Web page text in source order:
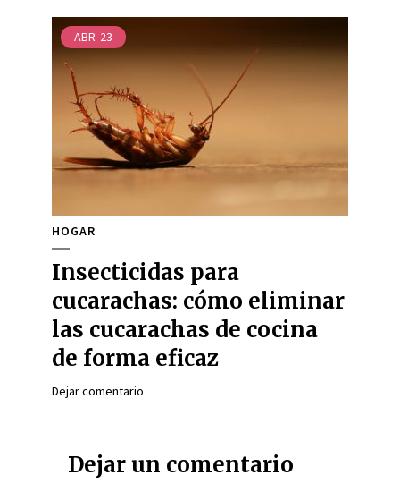
ABR 23
HOGAR
Insecticidas para
cucarachas: cómo eliminar
las cucarachas de cocina
de forma eficaz
Dejar comentario
Dejar un comentario